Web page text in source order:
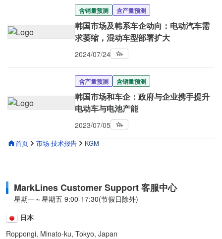
首页 市场·技术报告 KGM
含销量预测 含产量预测
韩国市场及韩系车企动向：电动汽车需
求萎缩，混动车型部署扩大
2024/07/24
含产量预测 含销量预测
韩国市场和车企：政府与企业携手提升
电动车与电池产能
2023/07/05
MarkLines Customer Support 客服中心
星期一～星期五 9:00-17:30(节假日除外)
日本
Roppongi, Minato-ku, Tokyo, Japan